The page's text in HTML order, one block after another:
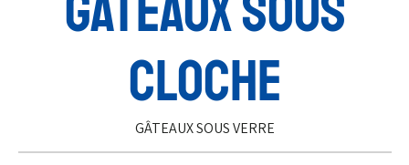
CLOCHE
GÂTEAUX SOUS VERRE